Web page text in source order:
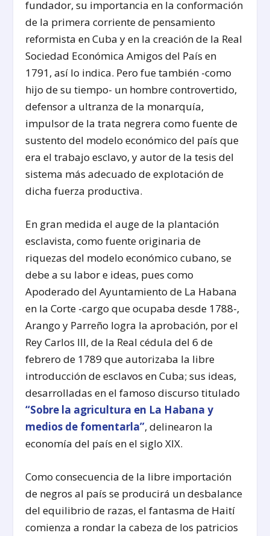
fundador, su importancia en la conformación
de la primera corriente de pensamiento
reformista en Cuba y en la creación de la Real
Sociedad Económica Amigos del País en
1791, así lo indica. Pero fue también -como
hijo de su tiempo- un hombre controvertido,
defensor a ultranza de la monarquía,
impulsor de la trata negrera como fuente de
sustento del modelo económico del país que
era el trabajo esclavo, y autor de la tesis del
sistema más adecuado de explotación de
dicha fuerza productiva.
En gran medida el auge de la plantación
esclavista, como fuente originaria de
riquezas del modelo económico cubano, se
debe a su labor e ideas, pues como
Apoderado del Ayuntamiento de La Habana
en la Corte -cargo que ocupaba desde 1788-,
Arango y Parreño logra la aprobación, por el
Rey Carlos III, de la Real cédula del 6 de
febrero de 1789 que autorizaba la libre
introducción de esclavos en Cuba; sus ideas,
desarrolladas en el famoso discurso titulado
“Sobre la agricultura en La Habana y
medios de fomentarla”, delinearon la
economía del país en el siglo XIX.
Como consecuencia de la libre importación
de negros al país se producirá un desbalance
del equilibrio de razas, el fantasma de Haití
comienza a rondar la cabeza de los patricios